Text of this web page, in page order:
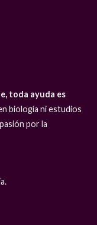
toda ayuda es
biología ni estudios
por la